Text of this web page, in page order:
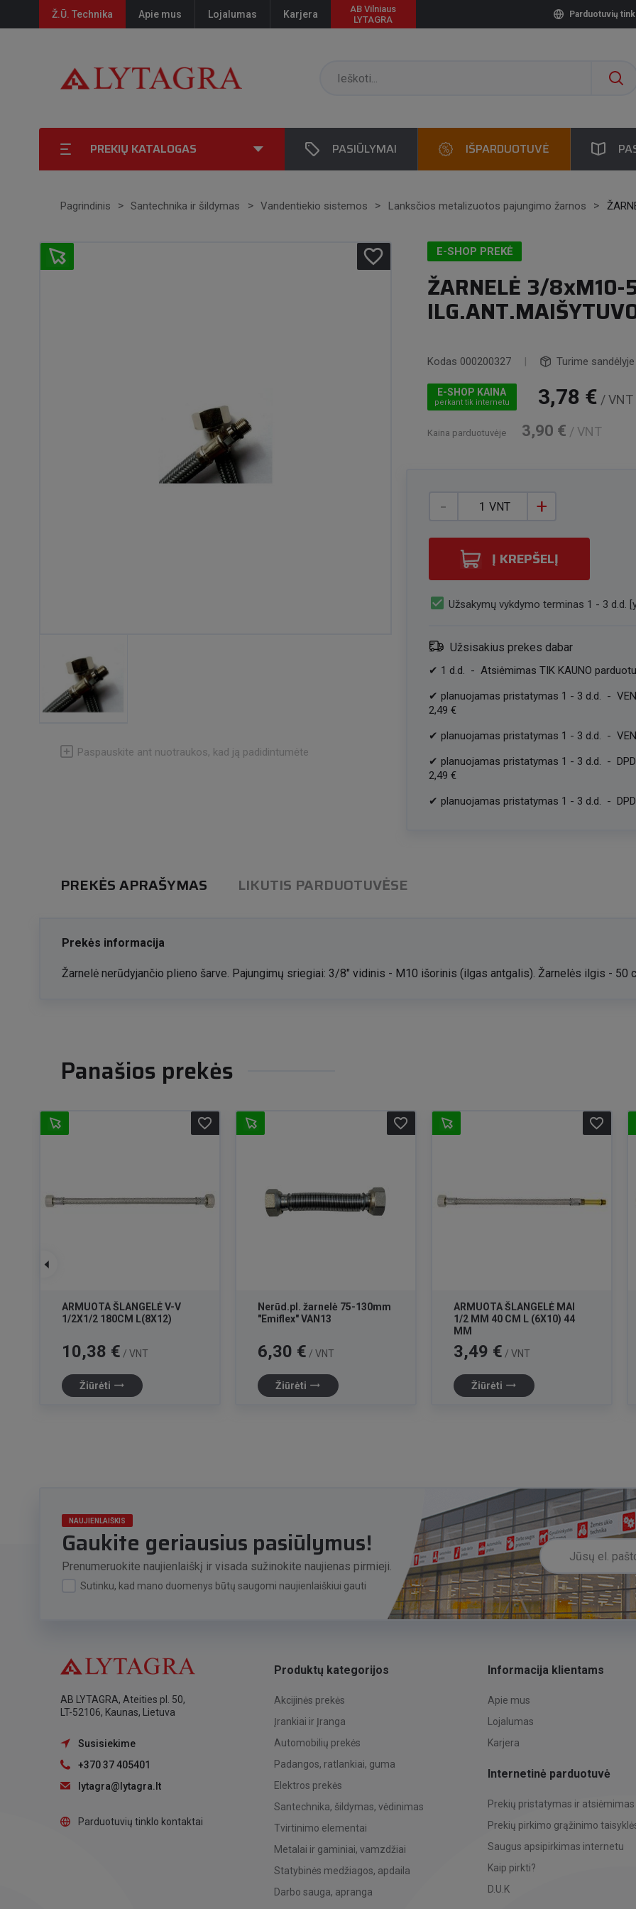
Ž.Ū. Technika Apie mus Lojalumas Karjera
AB Vilniaus
LYTAGRA
Parduotuvių
PREKIŲ KATALOGAS PASIŪLYMAI IŠPARDUOTUVĖ
Pagrindinis Santechnika ir šildymas Vandentiekio sistemos Lanksčios metalizuotos pajungimo žarnos
favorite_border
Paspauskite ant nuotraukos, kad ją padidintumėte
E-SHOP PREKĖ
ŽARNELĖ 3/8xM10-
Kodas 000200327 | Turime sandėlyje
E-SHOP KAINA
perkant tik internetu 3,78 € / VNT
Kaina parduotuvėje 3,90 € / VNT
- +
VNT
Į KREPŠELĮ
check_box Užsakymų vykdymo terminas 1 - 3 d.d.
Užsisakius prekes dabar
✔ 1 d.d. - Atsiėmimas TIK KAUNO
✔ planuojamas pristatymas 1 - 3 d.d. -
2,49 €
✔ planuojamas pristatymas 1 - 3 d.d. -
✔ planuojamas pristatymas 1 - 3 d.d. -
2,49 €
✔ planuojamas pristatymas 1 - 3 d.d. -
PREKĖS APRAŠYMAS LIKUTIS PARDUOTUVĖSE
Prekės informacija
Žarnelė nerūdyjančio plieno šarve. Pajungimų sriegiai: 3/8" vidinis - M10 išorinis (ilgas antgalis). Žarnelės ilgis - 50
Panašios prekės
ARMUOTA ŠLANGELĖ V-V
1/2X1/2 180CM L(8X12)
Kaina
10,38 € / VNT
Žiūrėti trending_flat
favorite_border
Nerūd.pl. žarnelė 75-130mm
"Emiflex" VAN13
Kaina
6,30 € / VNT
Žiūrėti trending_flat
favorite_border
ARMUOTA ŠLANGELĖ MAI
1/2 MM 40 CM L (6X10) 44
MM
Kaina
3,49 € / VNT
Žiūrėti trending_flat
favorite_border
NAUJIENLAIŠKIS
Gaukite geriausius pasiūlymus!
Prenumeruokite naujienlaiškį ir visada sužinokite naujienas pirmieji.
Sutinku, kad mano duomenys būtų saugomi naujienlaiškiui gauti
AB LYTAGRA, Ateities pl. 50,
LT-52106, Kaunas, Lietuva
Susisiekime
+370 37 405401
lytagra@lytagra.lt
Parduotuvių tinklo kontaktai
Produktų kategorijos
Akcijinės prekės
Įrankiai ir Įranga
Automobilių prekės
Padangos, ratlankiai, guma
Elektros prekės
Santechnika, šildymas, vėdinimas
Tvirtinimo elementai
Metalai ir gaminiai, vamzdžiai
Statybinės medžiagos, apdaila
Darbo sauga, apranga
Informacija klientams
Apie mus
Lojalumas
Karjera
Internetinė parduotuvė
Prekių pristatymas ir atsiėmimas
Prekių pirkimo grąžinimo
Saugus apsipirkimas internetu
Kaip pirkti?
D.U.K